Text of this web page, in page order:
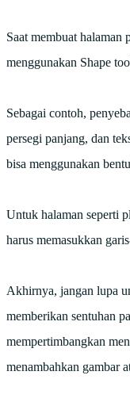
Saat membuat
menggunakan Shape
Sebagai contoh,
persegi panjang, dan
bisa menggunakan
Untuk halaman seperti
harus memasukkan
Akhirnya, jangan lupa
memberikan sentuhan
mempertimbangkan
menambahkan gambar